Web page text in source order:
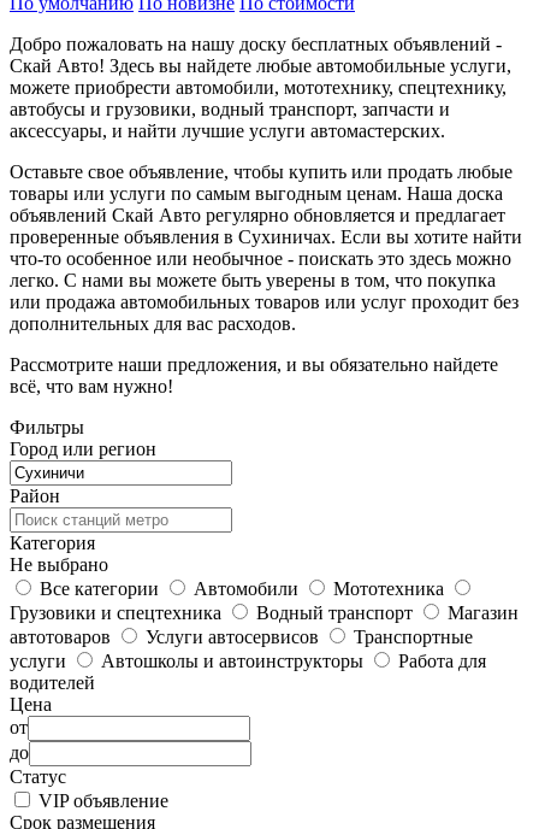
Добро пожаловать на нашу доску бесплатных объявлений -
Скай Авто! Здесь вы найдете любые автомобильные услуги,
можете приобрести автомобили, мототехнику, спецтехнику,
автобусы и грузовики, водный транспорт, запчасти и
аксессуары, и найти лучшие услуги автомастерских.
Оставьте свое объявление, чтобы купить или продать любые
товары или услуги по самым выгодным ценам. Наша доска
объявлений Скай Авто регулярно обновляется и предлагает
проверенные объявления в Сухиничах. Если вы хотите найти
что-то особенное или необычное - поискать это здесь можно
легко. С нами вы можете быть уверены в том, что покупка
или продажа автомобильных товаров или услуг проходит без
дополнительных для вас расходов.
Рассмотрите наши предложения, и вы обязательно найдете
всё, что вам нужно!
Фильтры
Город или регион
Район
Категория
Не выбрано
Все категории
Автомобили
Мототехника
Грузовики и спецтехника
Водный транспорт
Магазин
автотоваров
Услуги автосервисов
Транспортные
услуги
Автошколы и автоинструкторы
Работа для
водителей
Цена
от
до
Статус
VIP объявление
Срок размещения